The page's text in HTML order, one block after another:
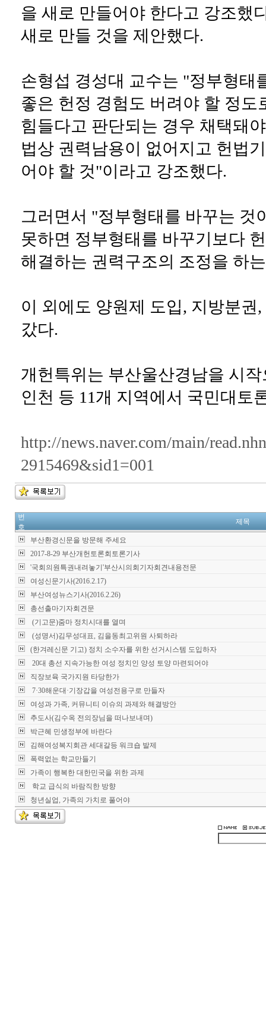
을 새로 만들어야 한다고 강조했
새로 만들 것을 제안했다.
손형섭 경성대 교수는 "정부형태
좋은 헌정 경험도 버려야 할 정
힘들다고 판단되는 경우 채택돼
법상 권력남용이 없어지고 헌법
어야 할 것"이라고 강조했다.
그러면서 "정부형태를 바꾸는 것
못하면 정부형태를 바꾸기보다
해결하는 권력구조의 조정을 하
이 외에도 양원제 도입, 지방분
갔다.
개헌특위는 부산울산경남을 시
인천 등 11개 지역에서 국민대토
http://news.naver.com/main/
2915469&sid1=001
번
호
제목
부산환경신문을 방문해 주세요
2017-8-29 부산개헌토론회토론기사
'국회의원특권내려놓기'부산시의회기자회견내용전문
여성신문기사(2016.2.17)
부산여성뉴스기사(2016.2.26)
총선출마기자회견문
(기고문)줌마 정치시대를 열며
(성명서)김무성대표, 김을동최고위원 사퇴하라
(한겨레신문 기고) 정치 소수자를 위한 선거시스템 도입하자
20대 총선 지속가능한 여성 정치인 양성 토양 마련되어야
직장보육 국가지원 타당한가
7·30해운대·기장갑을 여성전용구로 만들자
여성과 가족, 커뮤니티 이슈의 과제와 해결방안
추도사(김수옥 전의장님을 떠나보내며)
박근혜 민생정부에 바란다
김해여성복지회관 세대갈등 워크숍 발제
폭력없는 학교만들기
가족이 행복한 대한민국을 위한 과제
학교 급식의 바람직한 방향
청년실업, 가족의 가치로 풀어야